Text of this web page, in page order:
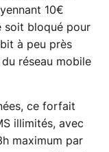
10€
soit bloqué pour
à peu près
réseau mobile
ce forfait
illimités, avec
maximum par